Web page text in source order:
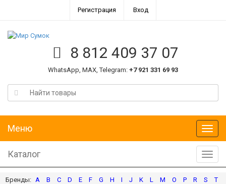
Регистрация Вход
8 812 409 37 07
WhatsApp, MAX, Telegram: +7 921 331 69 93
Меню
Меню
Каталог
A B C D E F G H I J K L M O P R S
T